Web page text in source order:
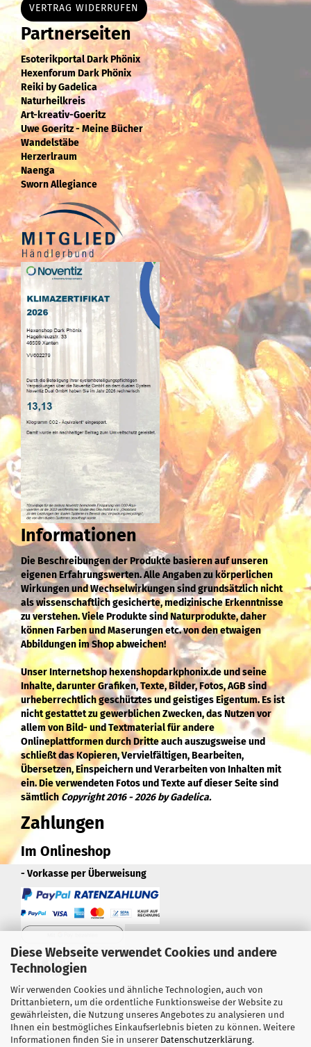
Diese Webseite verwendet Cookies und andere
Technologien
Wir verwenden Cookies und ähnliche Technologien, auch von
Drittanbietern, um die ordentliche Funktionsweise der Website zu
gewährleisten, die Nutzung unseres Angebotes zu analysieren und
Ihnen ein bestmögliches Einkaufserlebnis bieten zu können. Weitere
Informationen finden Sie in unserer Datenschutzerklärung.
VERTRAG WIDERRUFEN
Partnerseiten
Esoterikportal Dark Phönix
Hexenforum Dark Phönix
Reiki by Gadelica
Naturheilkreis
Art-kreativ-Goeritz
Uwe Goeritz - Meine Bücher
Wandelstäbe
Herzerlraum
Naenga
Sworn Allegiance
Informationen
Die Beschreibungen der Produkte basieren auf unseren
eigenen Erfahrungswerten. Alle Angaben zu körperlichen
Wirkungen und Wechselwirkungen sind grundsätzlich nicht
als wissenschaftlich gesicherte, medizinische Erkenntnisse
zu verstehen. Viele Produkte sind Naturprodukte, daher
können Farben und Maserungen etc. von den etwaigen
Abbildungen im Shop abweichen!
Unser Internetshop hexenshopdarkphonix.de und seine
Inhalte, darunter Grafiken, Texte, Bilder, Fotos, AGB sind
urheberrechtlich geschütztes und geistiges Eigentum. Es ist
nicht gestattet zu gewerblichen Zwecken, das Nutzen vor
allem von Bild- und Textmaterial für andere
Onlineplattformen durch Dritte auch auszugsweise und
schließt das Kopieren, Vervielfältigen, Bearbeiten,
Übersetzen, Einspeichern und Verarbeiten von Inhalten mit
ein. Die verwendeten Fotos und Texte auf dieser Seite sind
sämtlichCopyright 2016 - 2026 by Gadelica.
Zahlungen
Im Onlineshop
- Vorkasse per Überweisung
Bezahlungsoption im Showroom
- Barzahlung bei Abholung